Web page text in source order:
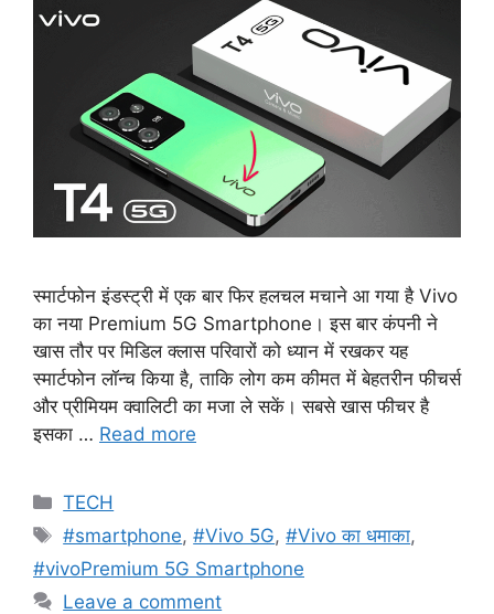
स्मार्टफोन इंडस्ट्री में एक बार फिर हलचल मचाने आ गया है Vivo
का नया Premium 5G Smartphone। इस बार कंपनी ने
खास तौर पर मिडिल क्लास परिवारों को ध्यान में रखकर यह
स्मार्टफोन लॉन्च किया है, ताकि लोग कम कीमत में बेहतरीन फीचर्स
और प्रीमियम क्वालिटी का मजा ले सकें। सबसे खास फीचर है
इसका … Read more
Categories
TECH
Tags
#smartphone,#Vivo 5G,#Vivo का धमाका,
#vivoPremium 5G Smartphone
Leave a comment